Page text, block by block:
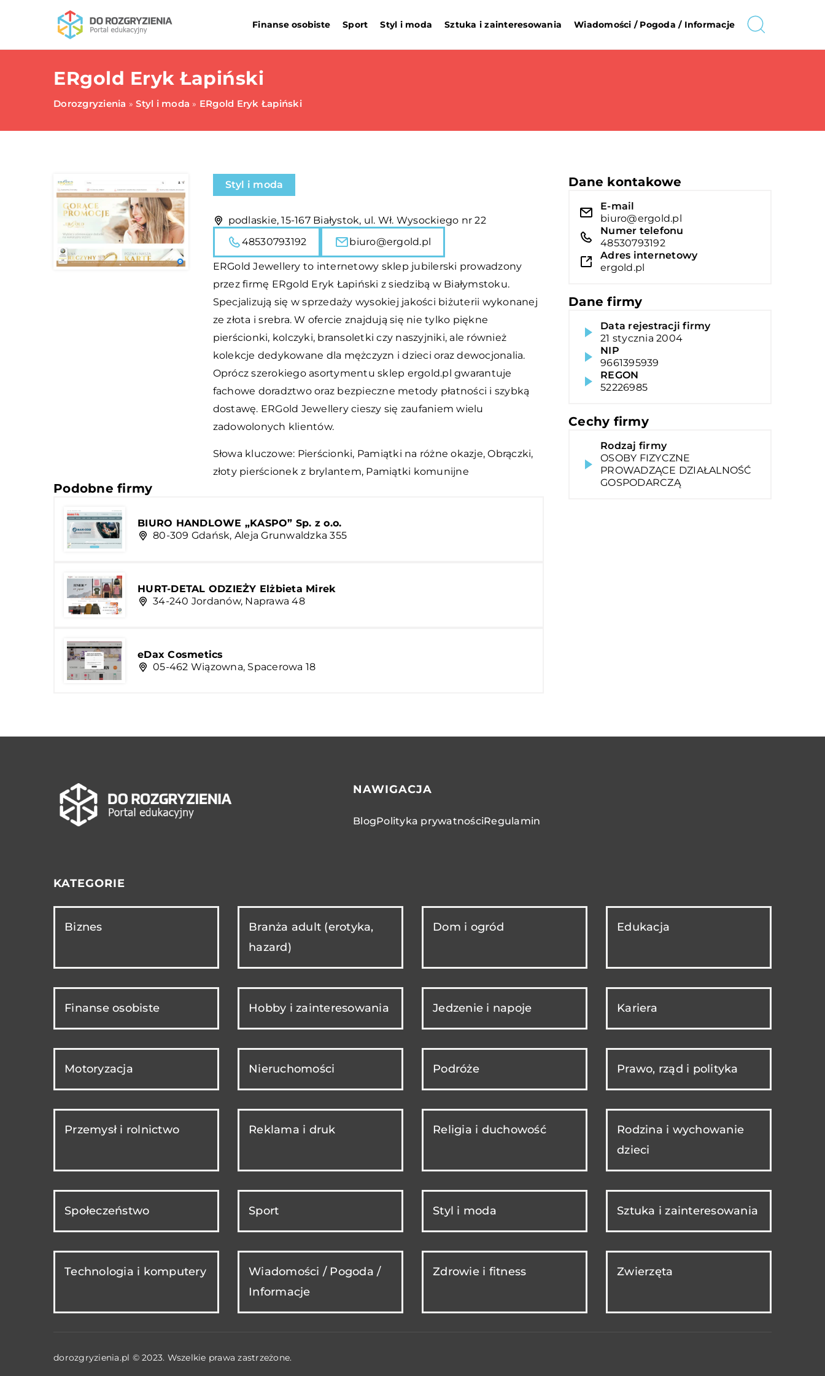
Finanse osobiste Sport Styl i moda Sztuka i zainteresowania Wiadomości / Pogoda / Informacje
ERgold Eryk Łapiński
Dorozgryzienia »Styl i moda » ERgold Eryk Łapiński
Styl i moda
podlaskie, 15-167 Białystok, ul. Wł. Wysockiego nr 22
48530793192
biuro@ergold.pl
ERGold Jewellery to internetowy sklep jubilerski prowadzony
przez firmę ERgold Eryk Łapiński z siedzibą w Białymstoku.
Specjalizują się w sprzedaży wysokiej jakości biżuterii wykonanej
ze złota i srebra. W ofercie znajdują się nie tylko piękne
pierścionki, kolczyki, bransoletki czy naszyjniki, ale również
kolekcje dedykowane dla mężczyzn i dzieci oraz dewocjonalia.
Oprócz szerokiego asortymentu sklep ergold.pl gwarantuje
fachowe doradztwo oraz bezpieczne metody płatności i szybką
dostawę. ERGold Jewellery cieszy się zaufaniem wielu
zadowolonych klientów.
Słowa kluczowe: Pierścionki, Pamiątki na różne okazje, Obrączki,
złoty pierścionek z brylantem, Pamiątki komunijne
Podobne firmy
BIURO HANDLOWE „KASPO” Sp. z o.o.
80-309 Gdańsk, Aleja Grunwaldzka 355
HURT-DETAL ODZIEŻY Elżbieta Mirek
34-240 Jordanów, Naprawa 48
eDax Cosmetics
05-462 Wiązowna, Spacerowa 18
Dane kontakowe
E-mail
biuro@ergold.pl
Numer telefonu
48530793192
Adres internetowy
ergold.pl
Dane firmy
Data rejestracji firmy
21 stycznia 2004
NIP
9661395939
REGON
52226985
Cechy firmy
Rodzaj firmy
OSOBY FIZYCZNE
PROWADZĄCE DZIAŁALNOŚĆ
GOSPODARCZĄ
NAWIGACJA
BlogPolityka prywatnościRegulamin
KATEGORIE
Biznes
Branża adult (erotyka,
hazard)
Dom i ogród Edukacja
Finanse osobiste Hobby i zainteresowania Jedzenie i napoje Kariera
Motoryzacja Nieruchomości Podróże Prawo, rząd i polityka
Przemysł i rolnictwo Reklama i druk Religia i duchowość
Rodzina i wychowanie
dzieci
Społeczeństwo Sport Styl i moda Sztuka i zainteresowania
Technologia i komputery
Wiadomości / Pogoda /
Informacje
Zdrowie i fitness Zwierzęta
dorozgryzienia.pl © 2023. Wszelkie prawa zastrzeżone.